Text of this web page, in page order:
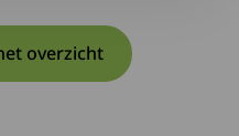
overzicht